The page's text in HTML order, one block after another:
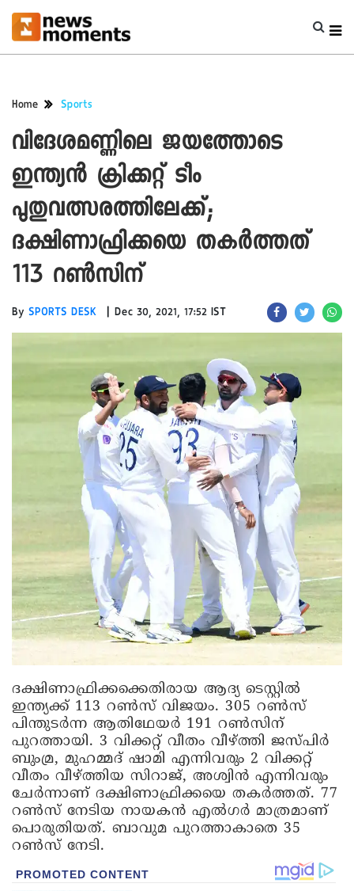
Home Sports
വിദേശമണ്ണിലെ ജയത്തോടെ
ഇന്ത്യൻ ക്രിക്കറ്റ് ടീം
പുതുവത്സരത്തിലേക്ക്;
ദക്ഷിണാഫ്രിക്കയെ തകർത്തത്
113 റൺസിന്
By SPORTS DESK | Dec 30, 2021, 17:52 IST
ദക്ഷിണാഫ്രിക്കക്കെതിരായ ആദ്യ ടെസ്റ്റിൽ
ഇന്ത്യക്ക് 113 റൺസ് വിജയം. 305 റൺസ്
പിന്തുടർന്ന ആതിഥേയർ 191 റൺസിന്
പുറത്തായി. 3 വിക്കറ്റ് വീതം വീഴ്ത്തി ജസ്‌പിർ
ബുംമ്ര, മുഹമ്മദ് ഷാമി എന്നിവരും 2 വിക്കറ്റ്
വീതം വീഴ്ത്തിയ സിറാജ്, അശ്വിൻ എന്നിവരും
ചേർന്നാണ് ദക്ഷിണാഫ്രിക്കയെ തകർത്തത്. 77
റൺസ് നേടിയ നായകൻ എൽഗർ മാത്രമാണ്
പൊരുതിയത്. ബാവുമ പുറത്താകാതെ 35
റൺസ് നേടി.